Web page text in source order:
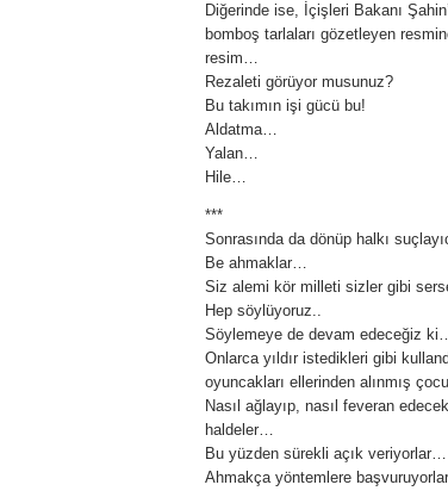
Diğerinde ise, İçişleri Bakanı
bomboş tarlaları gözetleyen
resim…
Rezaleti görüyor musunuz?
Bu takımın işi gücü bu!
Aldatma…
Yalan…
Hile…
***
Sonrasında da dönüp halkı
Be ahmaklar…
Siz alemi kör milleti sizler gibi
Hep söylüyoruz..
Söylemeye de devam edeceğiz
Onlarca yıldır istedikleri gibi
oyuncakları ellerinden alınmış
Nasıl ağlayıp, nasıl feveran
haldeler…
Bu yüzden sürekli açık veriyorlar…
Ahmakça yöntemlere